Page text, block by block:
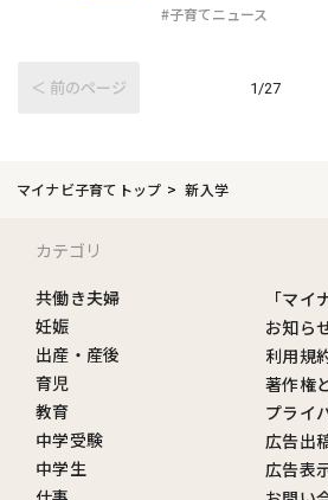
#子育てニュース
＜ 前のページ 1/27
マイナビ子育てトップ 新入学
カテゴリ
共働き夫婦
妊娠
出産・産後
育児
教育
中学受験
中学生
「マ
お知ら
利用規
著作権
プライ
広告出
広告表